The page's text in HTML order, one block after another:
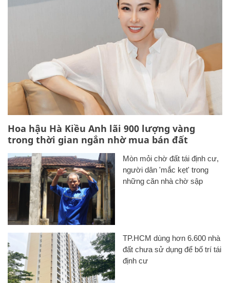
Hoa hậu Hà Kiều Anh lãi 900 lượng vàng
trong thời gian ngắn nhờ mua bán đất
Mòn mỏi chờ đất tái định cư,
người dân 'mắc kẹt' trong
những căn nhà chờ sập
TP.HCM dùng hơn 6.600 nhà
đất chưa sử dụng để bố trí tái
định cư